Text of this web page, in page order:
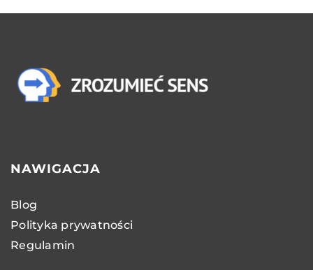
NAWIGACJA
Blog
Polityka prywatności
Regulamin